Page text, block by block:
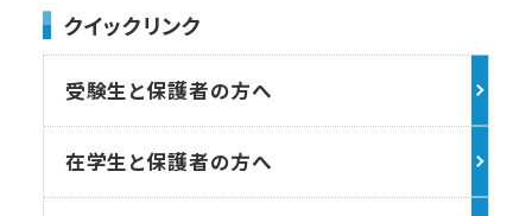
クイックリンク
受験生と保護者の方へ
在学生と保護者の方へ